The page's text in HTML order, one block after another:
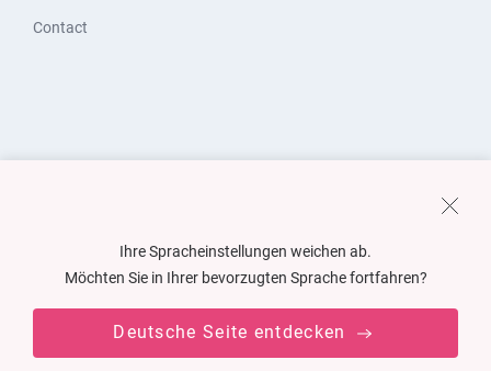
Contact
Ihre Spracheinstellungen weichen ab.
Möchten Sie in Ihrer bevorzugten Sprache fortfahren?
Deutsche Seite entdecken